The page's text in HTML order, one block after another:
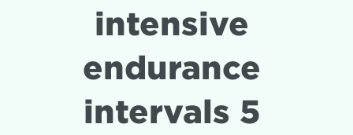
intensive
endurance
intervals 5